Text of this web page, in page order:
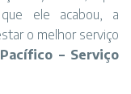
ele acabou, a
o melhor serviço
– Serviço